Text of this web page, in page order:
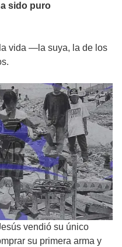
sido puro
vida —la suya, la de los
vendió su único
su primera arma y